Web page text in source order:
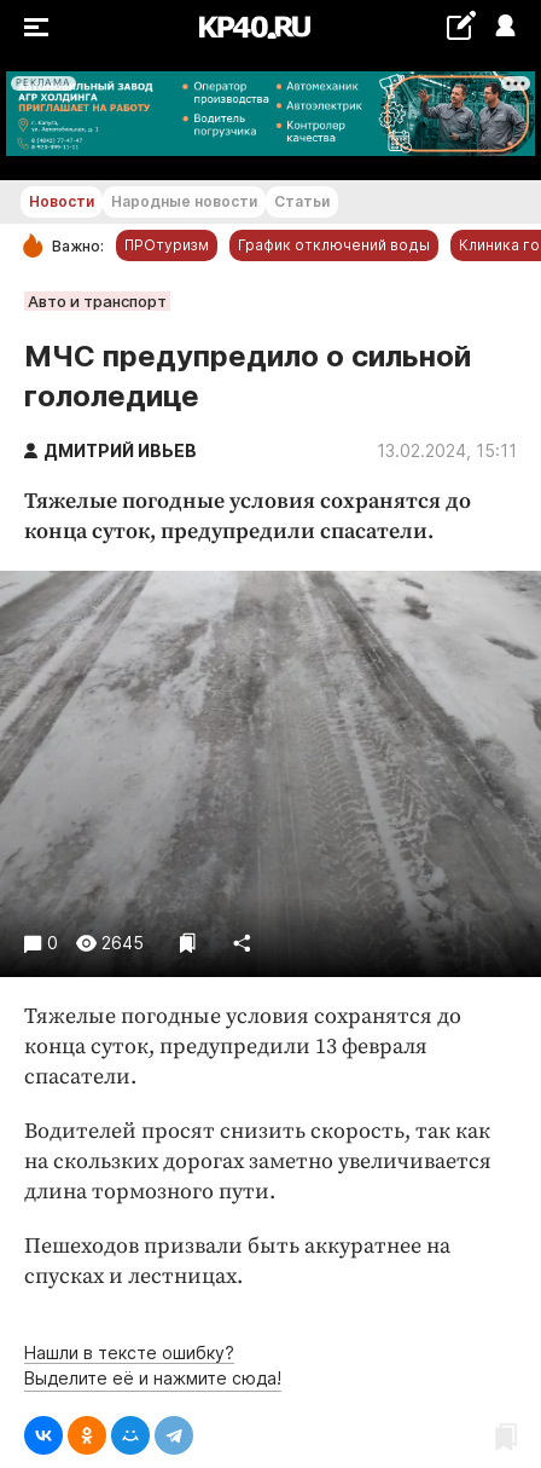
РЕКЛАМА
+21...+22 °С
РУБРИКИ
Обнинск
Новости компаний
Статьи
Народные новости
Благоустройство
Культура
Недвижимость и ЖКХ
Образование
Общество
Праздники
Происшествия
Спорт
Экономика и бизнес
ПРОЕКТЫ
Блоги
Издания
Медиаперсона
Интересное чтиво
Клиника года
Бренд года
Работодатель года
Новости Народные новости Статьи
Важно: ПРОтуризм График отключений воды Клиника
Авто и транспорт
МЧС предупредило о сильной
гололедице
ДМИТРИЙ ИВЬЕВ 13.02.2024, 15:11
Тяжелые погодные условия сохранятся до
конца суток, предупредили спасатели.
0 2645
Тяжелые погодные условия сохранятся до
конца суток, предупредили 13 февраля
спасатели.
Водителей просят снизить скорость, так как
на скользких дорогах заметно увеличивается
длина тормозного пути.
Пешеходов призвали быть аккуратнее на
спусках и лестницах.
Нашли в тексте ошибку?
Выделите её и нажмите сюда!